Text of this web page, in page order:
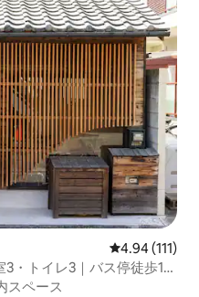
レビュー111
4.94 (111)
・トイレ3｜バス停徒歩1分
スペース